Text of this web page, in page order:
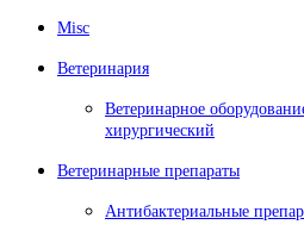
Misc
Ветеринария
Ветеринарное
хирургический
Ветеринарные препараты
Антибактериальные